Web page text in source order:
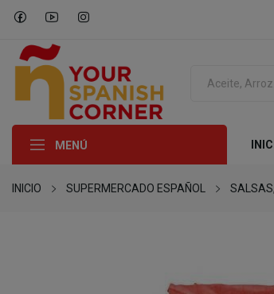
MENÚ
INICIO SUPERMERCADO ESPAÑOL